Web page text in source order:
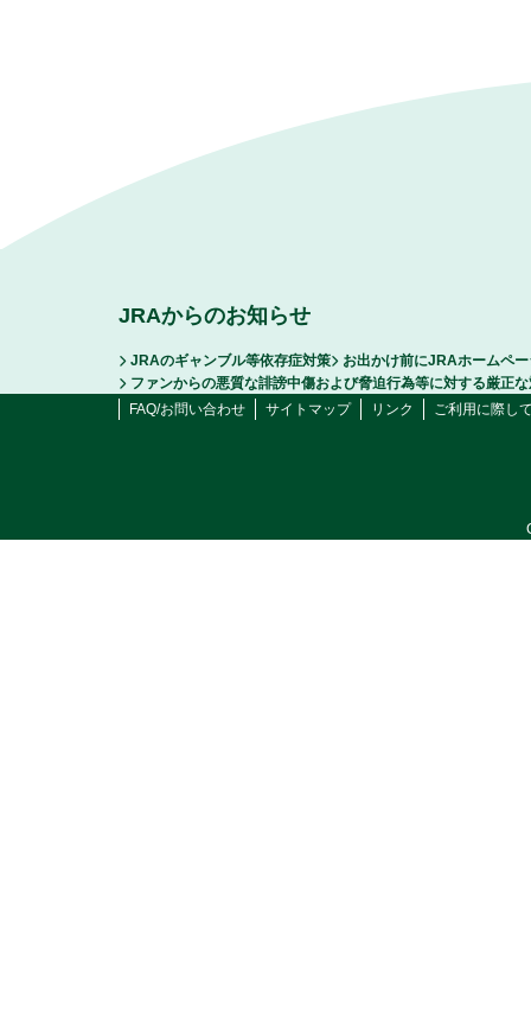
JRAからのお知らせ
JRAのギャンブル等依存症対策
お出かけ前にJRAホームペ
ファンからの悪質な誹謗中傷および脅迫行為等に対する厳正
FAQ/お問い合わせ
サイトマップ リンク ご利用に際し